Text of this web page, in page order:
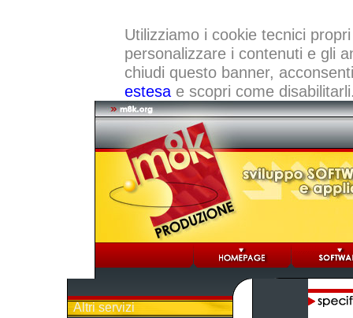
Utilizziamo i cookie tecnici
personalizzare i contenuti e gli
chiudi questo banner,
estesae scopri come
Altri servizi